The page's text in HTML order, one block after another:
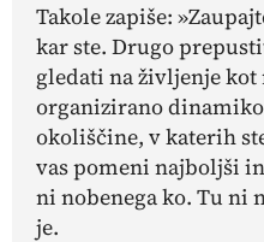
Takole zapiše:
kar ste. Drugo
gledati na življenje
organizirano
okoliščine, v katerih
vas pomeni najboljši
ni nobenegako. Tu ni
je.